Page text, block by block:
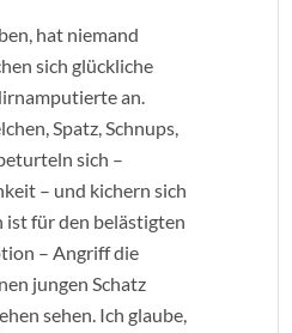
hat niemand
sich glückliche
an.
Spatz, Schnups,
sich –
– und kichern sich
ist für den belästigten
– Angriff die
jungen Schatz
sehen. Ich glaube,